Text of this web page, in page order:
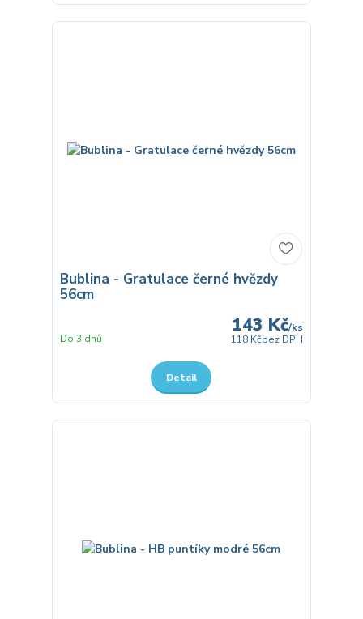
Bublina - Gratulace černé hvězdy
56cm
143 Kč/ks
118 Kčbez DPH
Do 3 dnů
Detail